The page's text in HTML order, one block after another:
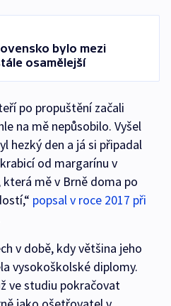
bylo mezi
osamělejší
po propuštění začali
na mě nepůsobilo. Vyšel
hezký den a já si připadal
od margarínu v
mě v Brně doma po
popsal v roce 2017 při
v době, kdy většina jeho
vysokoškolské diplomy.
ve studiu pokračovat